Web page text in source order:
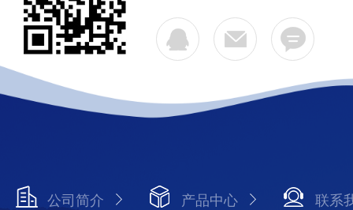
公司简介 产品中心 联系